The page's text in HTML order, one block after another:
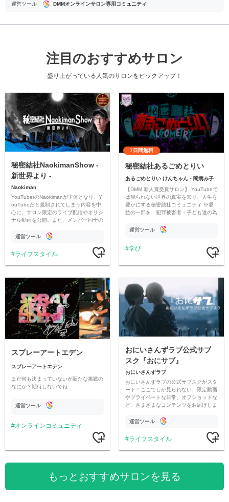
運営ツール DMMオンラインサロン専用コミュニティ
注目のおすすめサロン
盛り上がっている人気のサロンをピックアップ！
秘密結社NaokimanShow -
新世界より -
Naokiman
YouTuberのNaokimanが主体となり、Y
ouTubeだと規制されてしまう内容を中
心に、サロン限定のライブ配信やオリジ
ナル動画を公開。また、メンバー同士の
ただいています。
運営ツール
ライフスタイル
7日間無料
秘密結社あるごめとりい
あるごめとりい けんちゃん・闇病み子
【DMM 新人賞受賞サロン】 YouTubeで
は観られない世界の真実を知り、人生を
豊かにする秘密結社コミュニティ ※収
益の一部を、犯罪被害者・子ども達の為
す運営ツール
学び
スプレーアートエデン
スプレーアートエデン
まだ何も決まっていないが新たな挑戦の
なにか？期待しないでね
運営ツール
オンラインコミュニティ
おにいさんずラブ公式サブ
スク『おにサブ』
おにいさんずラブ
おにいさんずラブの公式サブスクがスタ
ート！ここでしか見られない、限定動画
やプライベートな日常、オフショットな
ど、さまざまなコンテンツをお届けしま
運営ツール
ライフスタイル
もっとおすすめサロンを見る